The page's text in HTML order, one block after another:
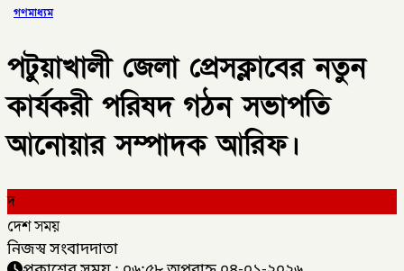
গণমাধ্যম
পটুয়াখালী জেলা প্রেসক্লাবের নতুন
কার্যকরী পরিষদ গঠন সভাপতি
আনোয়ার সম্পাদক আরিফ।
দ
দেশ সময়
নিজস্ব সংবাদদাতা